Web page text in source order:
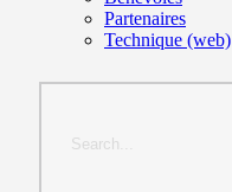
Partenaires
Technique (web)